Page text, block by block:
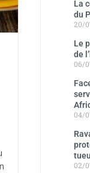
La
du
20/
Le
de
06/
04/
02/